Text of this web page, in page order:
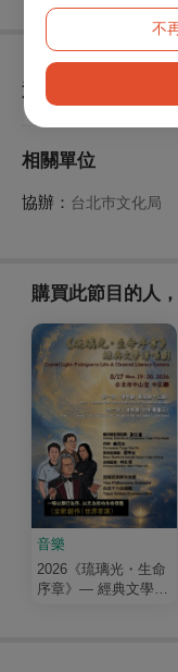
不
退換須知
相關單位
協辦： 台北巿文化局
購買此節目的人
音樂
2026《琉璃光・生命
序章》— 經典文學清